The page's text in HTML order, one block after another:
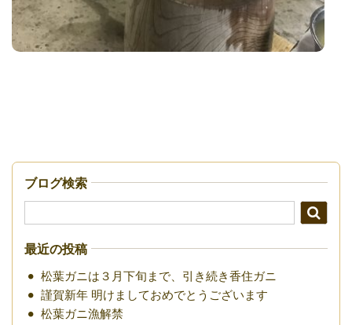
ブログ検索
最近の投稿
松葉ガニは３月下旬まで、引き続き香住ガニ
謹賀新年 明けましておめでとうございます
松葉ガニ漁解禁